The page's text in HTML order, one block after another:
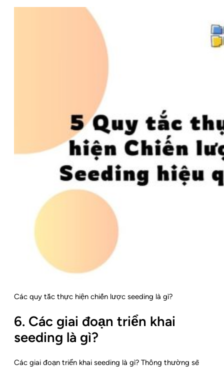
Các quy tắc thực hiện chiến lược seeding là gì?
6. Các giai đoạn triển khai
seeding là gì?
Các giai đoạn triển khai seeding là gì? Thông thường sẽ